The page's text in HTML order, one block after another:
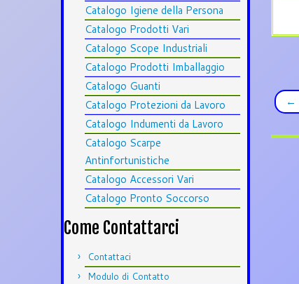
Catalogo Igiene della Persona
Catalogo Prodotti Vari
Catalogo Scope Industriali
Catalogo Prodotti Imballaggio
Catalogo Guanti
Catalogo Protezioni da Lavoro
Catalogo Indumenti da Lavoro
Catalogo Scarpe
Antinfortunistiche
Catalogo Accessori Vari
Catalogo Pronto Soccorso
Come Contattarci
Contattaci
Modulo di Contatto
←